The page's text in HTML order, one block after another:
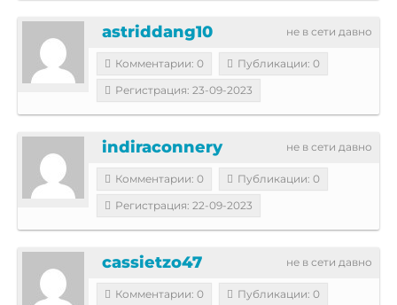
не в сети давно
astriddang10
Комментарии: 0
Публикации: 0
Регистрация: 23-09-2023
не в сети давно
indiraconnery
Комментарии: 0
Публикации: 0
Регистрация: 22-09-2023
не в сети давно
cassietzo47
Комментарии: 0
Публикации: 0